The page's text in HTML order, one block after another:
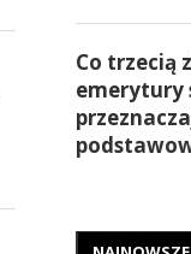
Co trzecią
emerytury